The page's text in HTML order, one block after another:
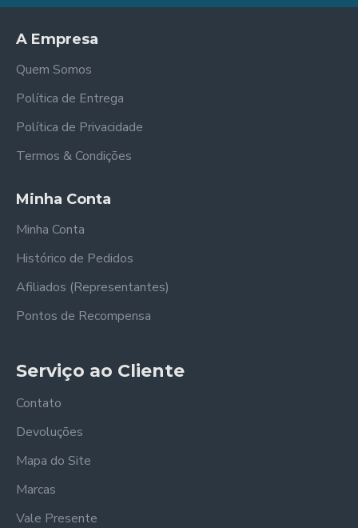
A Empresa
Quem Somos
Política de Entrega
Política de Privacidade
Termos & Condições
Minha Conta
Minha Conta
Histórico de Pedidos
Afiliados (Representantes)
Pontos de Recompensa
Serviço ao Cliente
Contato
Devoluções
Mapa do Site
Marcas
Vale Presente